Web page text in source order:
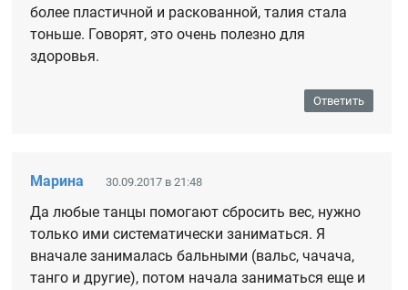
более пластичной и раскованной, талия стала
тоньше. Говорят, это очень полезно для
здоровья.
Ответить
Марина 30.09.2017 в 21:48
Да любые танцы помогают сбросить вес, нужно
только ими систематически заниматься. Я
вначале занималась бальными (вальс, чачача,
танго и другие), потом начала заниматься еще и